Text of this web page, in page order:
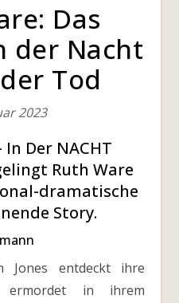
Das
der Nacht
Tod
2023
In Der NACHT
Ruth Ware
dramatische
Story.
ermordet in ihrem